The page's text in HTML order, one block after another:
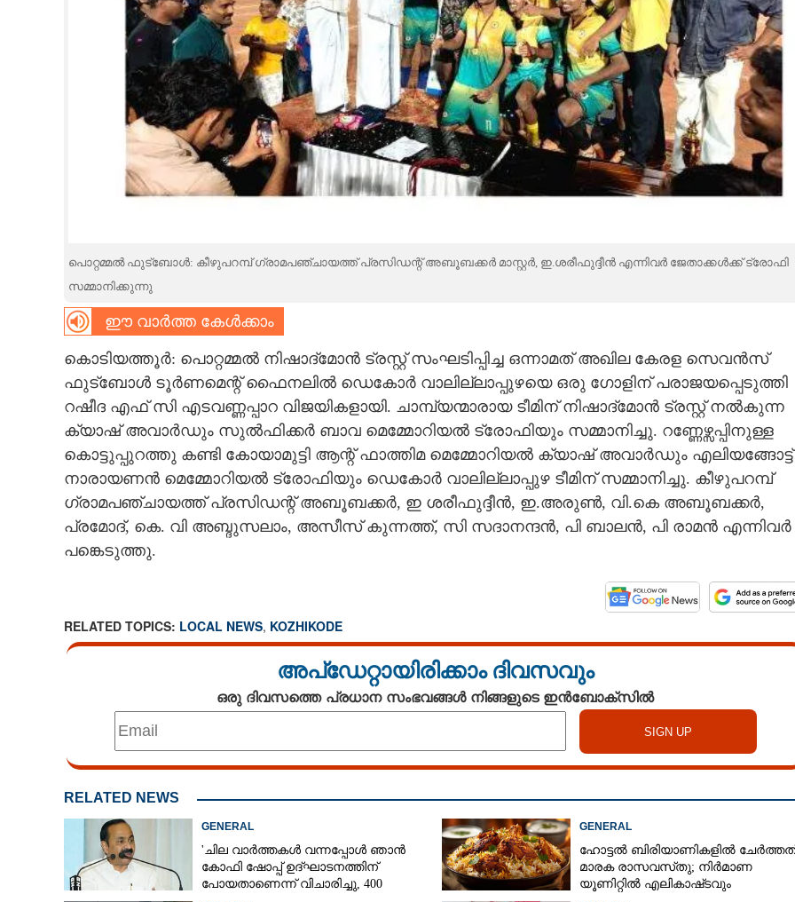
CARTOONS
LITERATURE
CONTACT US
പൊറ്റമ്മൽ ഫുട്ബോൾ: കീഴുപറമ്പ് ഗ്രാമപഞ്ചായത്ത്‌ പ്രസിഡന്റ് അബൂബക്കർ മാസ്റ്റർ, ഇ.ശരീഫുദ്ദീൻ എന്നിവർ ജേതാക്കൾക്ക് ട്രോഫി
സമ്മാനിക്കുന്നു
ഈ വാർത്ത കേൾക്കാം
കൊടിയത്തൂർ: പൊറ്റമ്മൽ നിഷാദ്മോൻ ട്രസ്റ്റ് സംഘടിപ്പിച്ച ഒന്നാമത് അഖില കേരള സെവൻസ്
ഫുട്ബോൾ ടൂർണമെന്റ് ഫൈനലിൽ ഡെകോർ വാലില്ലാപ്പുഴയെ ഒരു ഗോളിന് പരാജയപ്പെടുത്തി
റഷീദ എഫ് സി എടവണ്ണപ്പാറ വിജയികളായി. ചാമ്പ്യന്മാരായ ടീമിന് നിഷാദ്മോൻ ട്രസ്റ്റ് നൽകുന്ന
ക്യാഷ് അവാർഡും സുൽഫിക്കർ ബാവ മെമ്മോറിയൽ ട്രോഫിയും സമ്മാനിച്ചു. റണ്ണേഴ്സപ്പിനുള്ള
കൊട്ടുപ്പുറത്തു കണ്ടി കോയാമുട്ടി ആന്റ് ഫാത്തിമ മെമ്മോറിയൽ ക്യാഷ് അവാർഡും എലിയങ്ങോട്ട്
നാരായണൻ മെമ്മോറിയൽ ട്രോഫിയും ഡെകോർ വാലില്ലാപ്പുഴ ടീമിന് സമ്മാനിച്ചു. കീഴുപറമ്പ്
ഗ്രാമപഞ്ചായത്ത്‌ പ്രസിഡന്റ് അബൂബക്കർ, ഇ ശരീഫുദ്ദീൻ, ഇ.അരുൺ, വി.കെ അബൂബക്കർ,
പ്രമോദ്, കെ. വി അബ്ദുസലാം, അസീസ് കുന്നത്ത്, സി സദാനന്ദൻ, പി ബാലൻ, പി രാമൻ എന്നിവർ
പങ്കെടുത്തു.
RELATED TOPICS: LOCAL NEWS, KOZHIKODE
അപ്ഡേറ്റായിരിക്കാം ദിവസവും
ഒരു ദിവസത്തെ പ്രധാന സംഭവങ്ങൾ നിങ്ങളുടെ ഇൻബോക്സിൽ
RELATED NEWS
GENERAL
'ചില വാർത്തകൾ വന്നപ്പോൾ ഞാൻ
കോഫി ഷോപ്പ് ഉദ്ഘാടനത്തിന്
പോയതാണെന്ന് വിചാരിച്ചു, 400
GENERAL
ഹോട്ടൽ ബിരിയാണികളിൽ ചേർത്തത്
മാരക രാസവസ്‌തു; നിർമാണ
യൂണിറ്റിൽ എലികാഷ്‌ടവും